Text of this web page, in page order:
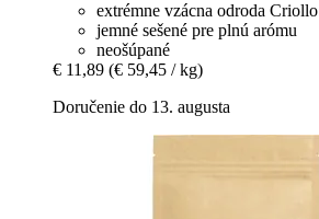
extrémne vzácna odroda Criollo
jemné sešené pre plnú arómu
neošúpané
€ 11,89 (€ 59,45 / kg)
Doručenie do 13. augusta